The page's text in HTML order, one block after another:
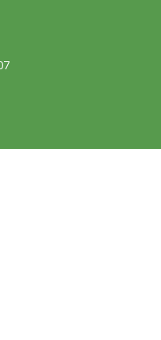
il bilancio della stagione